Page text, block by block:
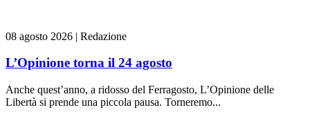
08 agosto 2026 | Redazione
L’Opinione torna il 24 agosto
Anche quest’anno, a ridosso del Ferragosto, L’Opinione delle
Libertà si prende una piccola pausa. Torneremo...